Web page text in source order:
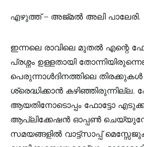
എഴുത്ത് – അജ്മൽ അലി പാലേരി.
ഇന്നലെ രാവിലെ മുതൽ എന്റെ
പ്രശ്നം ഉള്ളതായി
പെരുന്നാൾദിനത്തിലെ
ശ്രെദ്ധിക്കാൻ
ആയതിനോടൊപ്പം ഫോട്ടോ
ആപ്ലിക്കേഷൻ ഓപ്പൺ
സമയങ്ങളിൽ വാട്ട്സാപ്പ്